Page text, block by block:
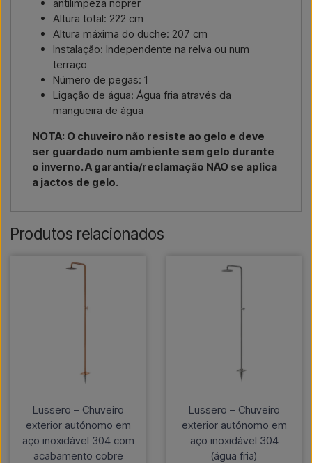
antilimpeza noprer
Altura total: 222 cm
Altura máxima do duche: 207 cm
Instalação: Independente na relva ou num
terraço
Número de pegas: 1
Ligação de água: Água fria através da
mangueira de água
NOTA: O chuveiro não resiste ao gelo e deve
ser guardado num ambiente sem gelo durante
o inverno. A garantia/reclamação NÃO se aplica
a jactos de gelo.
Produtos relacionados
Lussero – Chuveiro
exterior autónomo em
aço inoxidável 304 com
acabamento cobre
Lussero – Chuveiro
exterior autónomo em
aço inoxidável 304
(água fria)